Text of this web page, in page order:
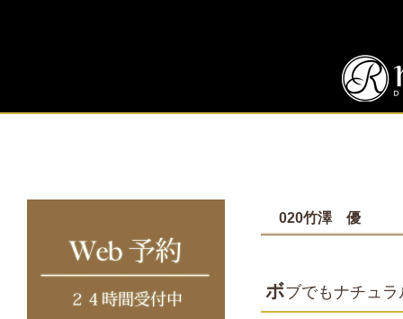
020竹澤 優
ボブでもナチュ